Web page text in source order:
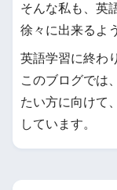
そんな私も、英
徐々に出来るよ
英語学習に終わ
このブログでは
たい方に向けて
しています。